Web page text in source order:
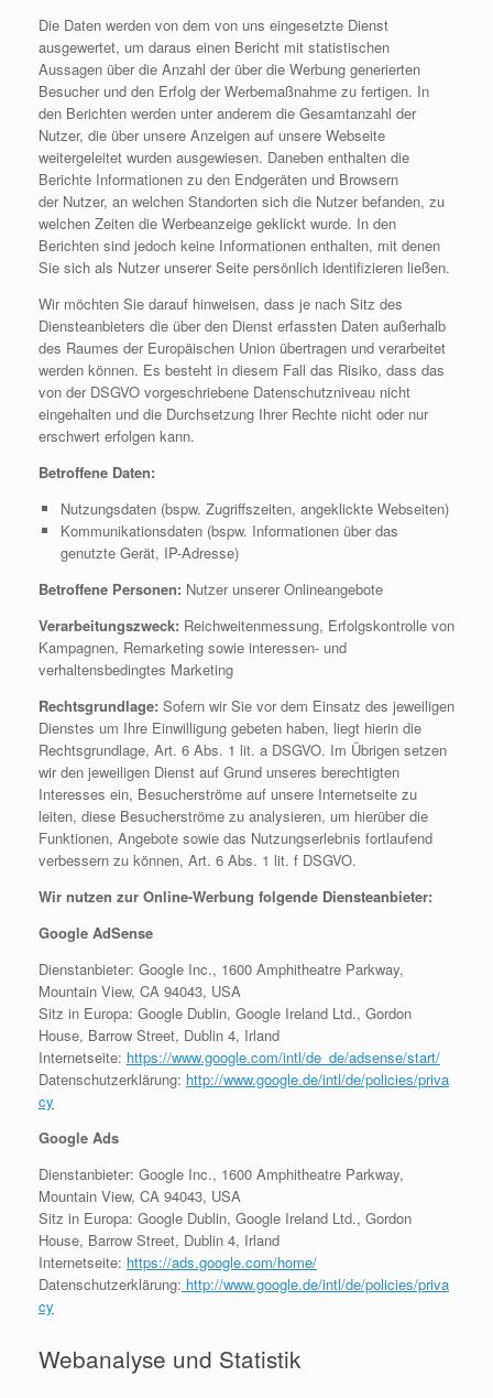
Die Daten werden von dem von uns eingesetzte Dienst
ausgewertet, um daraus einen Bericht mit statistischen
Aussagen über die Anzahl der über die Werbung generierten
Besucher und den Erfolg der Werbemaßnahme zu fertigen. In
den Berichten werden unter anderem die Gesamtanzahl der
Nutzer, die über unsere Anzeigen auf unsere Webseite
weitergeleitet wurden ausgewiesen. Daneben enthalten die
Berichte Informationen zu den Endgeräten und Browsern
der Nutzer, an welchen Standorten sich die Nutzer befanden, zu
welchen Zeiten die Werbeanzeige geklickt wurde. In den
Berichten sind jedoch keine Informationen enthalten, mit denen
Sie sich als Nutzer unserer Seite persönlich identifizieren ließen.
Wir möchten Sie darauf hinweisen, dass je nach Sitz des
Diensteanbieters die über den Dienst erfassten Daten außerhalb
des Raumes der Europäischen Union übertragen und verarbeitet
werden können. Es besteht in diesem Fall das Risiko, dass das
von der DSGVO vorgeschriebene Datenschutzniveau nicht
eingehalten und die Durchsetzung Ihrer Rechte nicht oder nur
erschwert erfolgen kann.
Betroffene Daten:
Nutzungsdaten (bspw. Zugriffszeiten, angeklickte Webseiten)
Kommunikationsdaten (bspw. Informationen über das
genutzte Gerät, IP-Adresse)
Betroffene Personen: Nutzer unserer Onlineangebote
Verarbeitungszweck: Reichweitenmessung, Erfolgskontrolle von
Kampagnen, Remarketing sowie interessen- und
verhaltensbedingtes Marketing
Rechtsgrundlage: Sofern wir Sie vor dem Einsatz des jeweiligen
Dienstes um Ihre Einwilligung gebeten haben, liegt hierin die
Rechtsgrundlage, Art. 6 Abs. 1 lit. a DSGVO. Im Übrigen setzen
wir den jeweiligen Dienst auf Grund unseres berechtigten
Interesses ein, Besucherströme auf unsere Internetseite zu
leiten, diese Besucherströme zu analysieren, um hierüber die
Funktionen, Angebote sowie das Nutzungserlebnis fortlaufend
verbessern zu können, Art. 6 Abs. 1 lit. f DSGVO.
Wir nutzen zur Online-Werbung folgende Diensteanbieter:
Google AdSense
Dienstanbieter: Google Inc., 1600 Amphitheatre Parkway,
Mountain View, CA 94043, USA
Sitz in Europa: Google Dublin, Google Ireland Ltd., Gordon
House, Barrow Street, Dublin 4, Irland
Internetseite: https://www.google.com/intl/de_de/adsense/start/
Datenschutzerklärung: http://www.google.de/intl/de/policies/priva
cy
Google Ads
Dienstanbieter: Google Inc., 1600 Amphitheatre Parkway,
Mountain View, CA 94043, USA
Sitz in Europa: Google Dublin, Google Ireland Ltd., Gordon
House, Barrow Street, Dublin 4, Irland
Internetseite: https://ads.google.com/home/
Datenschutzerklärung: http://www.google.de/intl/de/policies/priva
cy
Webanalyse und Statistik